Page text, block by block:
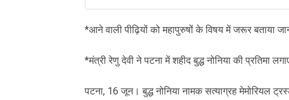
*आने वाली पीढ़ियों को महापुरुषों के विषय में जरूर बताया
*मंत्री रेणु देवी ने पटना में शहीद बुद्ध नोनिया की प्रतिमा
पटना, 16 जून। बुद्ध नोनिया नामक सत्याग्रह मेमोरियल